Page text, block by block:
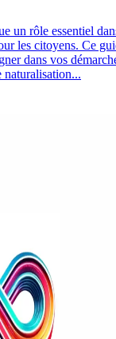
un rôle essentiel
les citoyens. Ce
dans vos
naturalisation...